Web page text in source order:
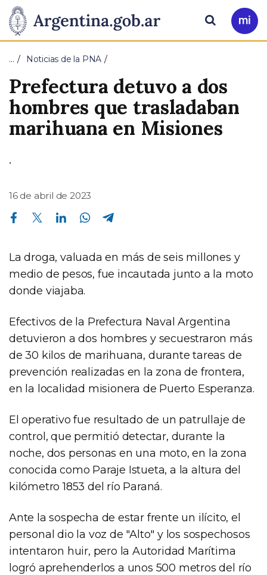
Presidencia
de
la
Nación
Pasar al contenido principal
Ir
a
Buscar
… Noticias de la PNA
Prefectura detuvo a dos
hombres que trasladaban
marihuana en Misiones
.
16 de abril de 2023
Compartir en Facebook Compartir en Twitter Compartir en Linkedin Compartir en Whatsapp
La droga, valuada en más de seis millones y
medio de pesos, fue incautada junto a la moto
donde viajaba.
Efectivos de la Prefectura Naval Argentina
detuvieron a dos hombres y secuestraron más
de 30 kilos de marihuana, durante tareas de
prevención realizadas en la zona de frontera,
en la localidad misionera de Puerto Esperanza.
El operativo fue resultado de un patrullaje de
control, que permitió detectar, durante la
noche, dos personas en una moto, en la zona
conocida como Paraje Istueta, a la altura del
kilómetro 1853 del río Paraná.
Ante la sospecha de estar frente un ilícito, el
personal dio la voz de "Alto" y los sospechosos
intentaron huir, pero la Autoridad Marítima
logró aprehenderlos a unos 500 metros del río